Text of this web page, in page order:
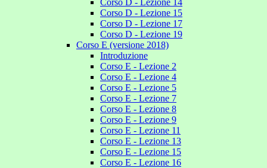
Corso D - Lezione 14
Corso D - Lezione 15
Corso D - Lezione 17
Corso D - Lezione 19
Corso E (versione 2018)
Introduzione
Corso E - Lezione 2
Corso E - Lezione 4
Corso E - Lezione 5
Corso E - Lezione 7
Corso E - Lezione 8
Corso E - Lezione 9
Corso E - Lezione 11
Corso E - Lezione 13
Corso E - Lezione 15
Corso E - Lezione 16